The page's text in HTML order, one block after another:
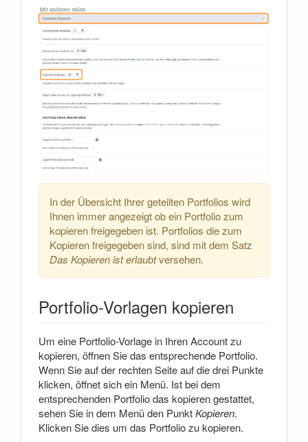
In der Übersicht Ihrer geteilten Portfolios wird
Ihnen immer angezeigt ob ein Portfolio zum
kopieren freigegeben ist. Portfolios die zum
Kopieren freigegeben sind, sind mit dem Satz
Das Kopieren ist erlaubtversehen.
Portfolio-Vorlagen kopieren
Um eine Portfolio-Vorlage in Ihren Account zu
kopieren, öffnen Sie das entsprechende Portfolio.
Wenn Sie auf der rechten Seite auf die drei Punkte
klicken, öffnet sich ein Menü. Ist bei dem
entsprechenden Portfolio das kopieren gestattet,
sehen Sie in dem Menü den PunktKopieren.
Klicken Sie dies um das Portfolio zu kopieren.